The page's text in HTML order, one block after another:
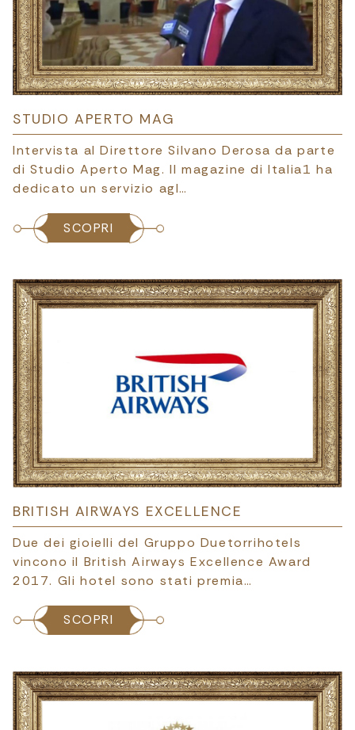
STUDIO APERTO MAG
Intervista al Direttore Silvano Derosa da parte
di Studio Aperto Mag. Il magazine di Italia1 ha
dedicato un servizio agl…
SCOPRI
BRITISH AIRWAYS EXCELLENCE
Due dei gioielli del Gruppo Duetorrihotels
vincono il British Airways Excellence Award
2017. Gli hotel sono stati premia…
SCOPRI